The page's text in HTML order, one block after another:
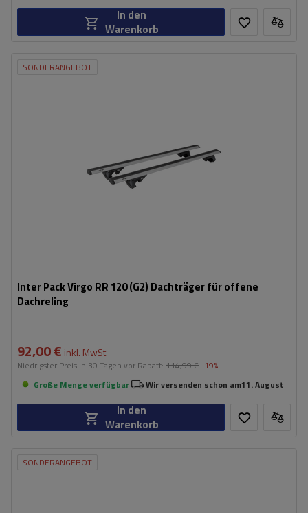
In den
Warenkorb
SONDERANGEBOT
Inter Pack Virgo RR 120 (G2) Dachträger für offene
Dachreling
92,00 € inkl. MwSt
Niedrigster Preis in 30 Tagen vor Rabatt: 114,99 € -19%
Große Menge verfügbar
Wir versenden schon am11. August
In den
Warenkorb
SONDERANGEBOT